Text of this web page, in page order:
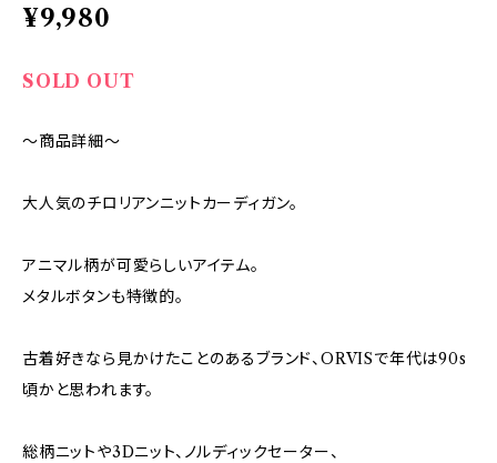
¥9,980
SOLD OUT
～商品詳細～
大人気のチロリアンニットカーディガン。
アニマル柄が可愛らしいアイテム。
メタルボタンも特徴的。
古着好きなら見かけたことのあるブランド、ORVISで年代は90s
頃かと思われます。
総柄ニットや3Dニット、ノルディックセーター、